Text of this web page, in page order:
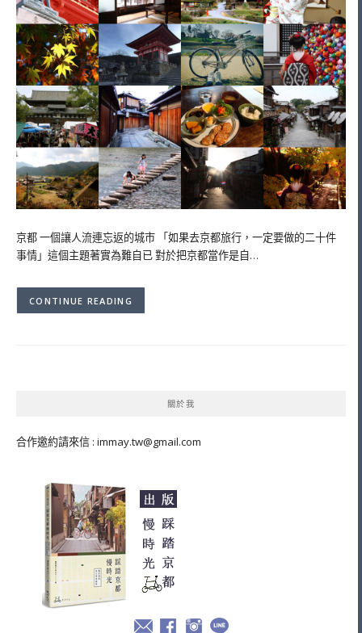
京都 一個讓人流連忘返的城市 「如果去京都旅行，一定要做的二十件
事情」這個主題著實為難自已 對於把京都當作是自…
CONTINUE READING
關於我
合作邀約請來信 : immay.tw@gmail.com